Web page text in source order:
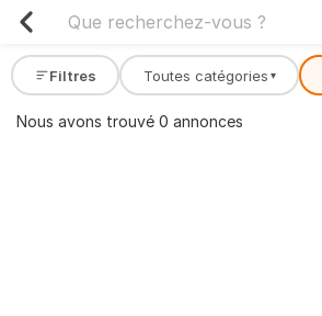
Filtres Toutes catégories ▾
Nous avons trouvé 0 annonces